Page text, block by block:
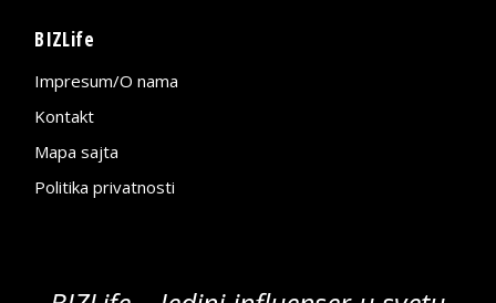
BIZLife
Impresum/O nama
Kontakt
Mapa sajta
Politika privatnosti